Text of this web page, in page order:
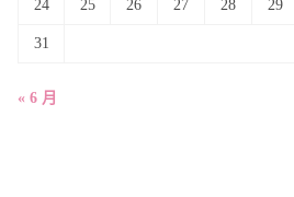
24 25 26 27 28 29
31
« 6 月